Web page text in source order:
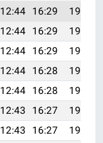
12:44 16:29
19:38
12:44 16:29
19:37
12:44 16:29
19:36
12:44 16:28
19:35
12:44 16:28
19:33
12:43 16:27
19:32
12:43 16:27
19:31